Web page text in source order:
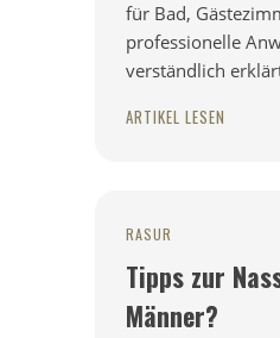
für Bad,
professionelle
verständlich
ARTIKEL LESEN
RASUR
Tipps zur
Männer?